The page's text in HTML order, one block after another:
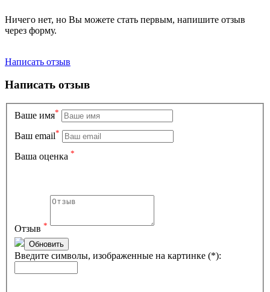
Ничего нет, но Вы можете стать первым, напишите отзыв
через форму.
Написать отзыв
Написать отзыв
Вашe имя*
Ваш email*
Ваша оценка *
Отзыв *
Обновить
Введите символы, изображенные на картинке (*):